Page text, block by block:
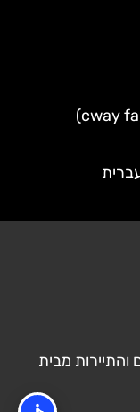
והתיירות מבית